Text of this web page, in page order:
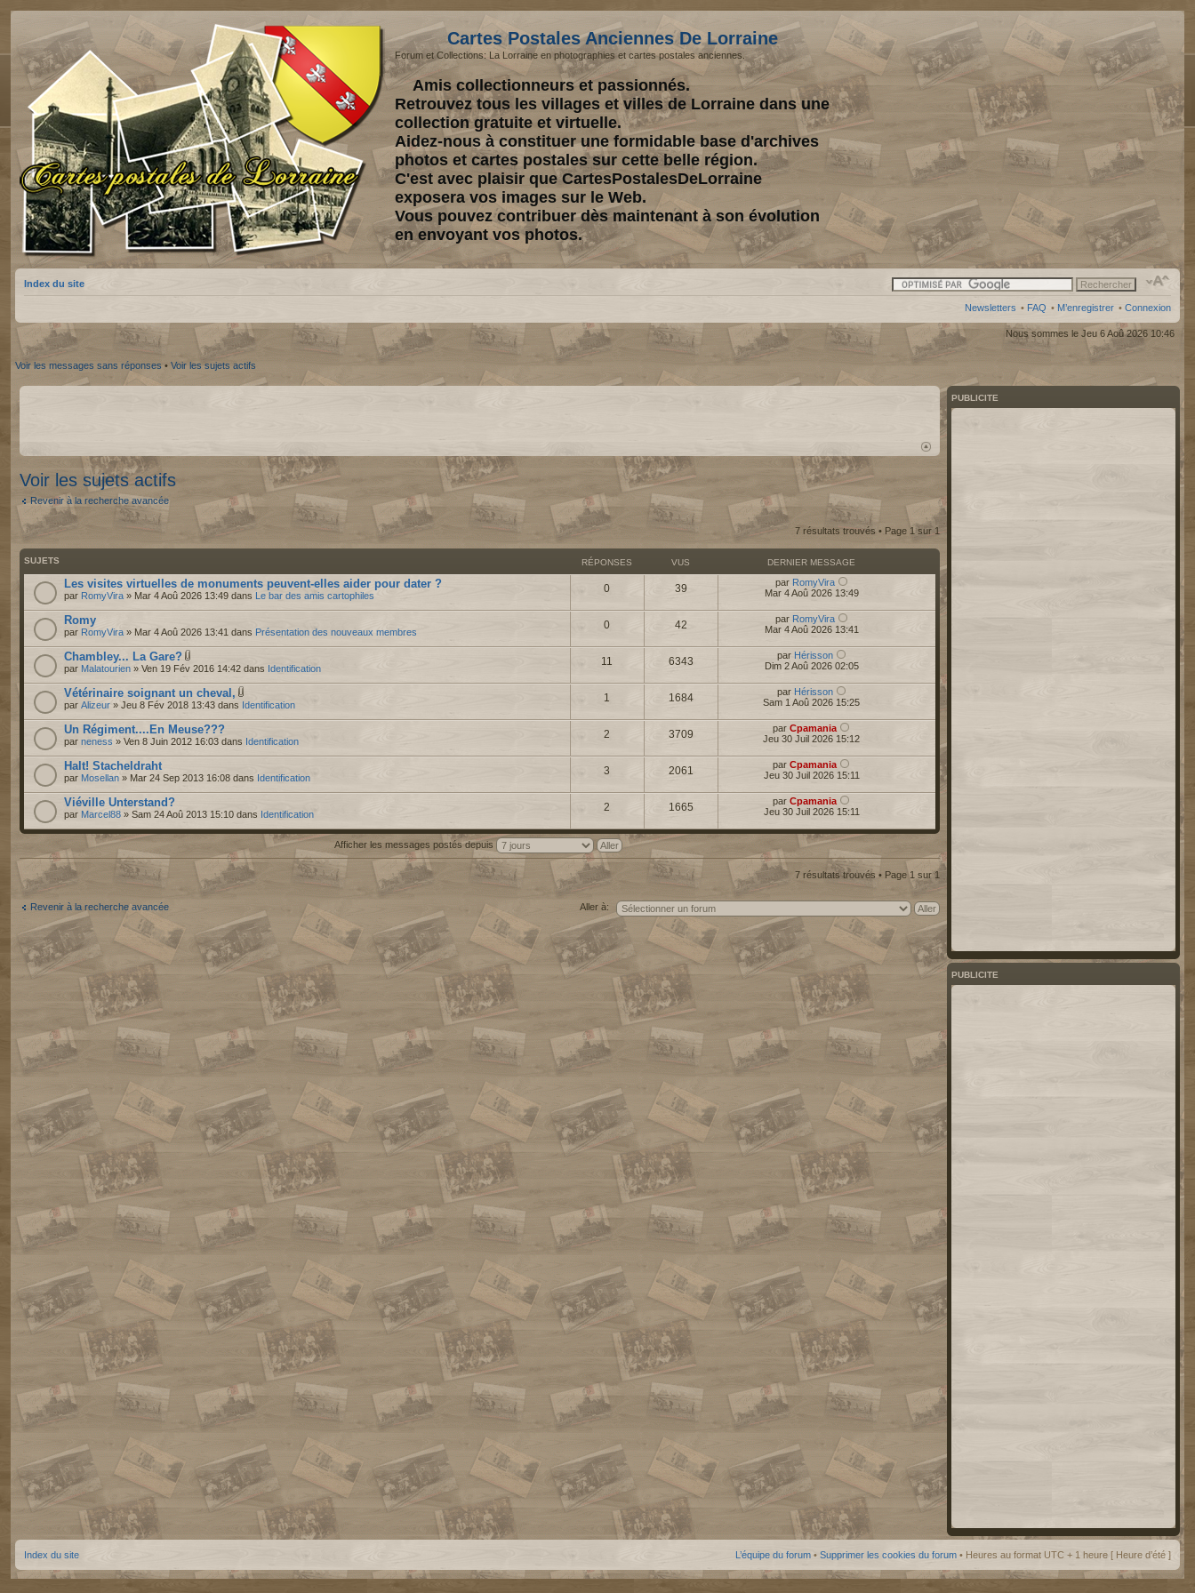
Cartes Postales Anciennes De Lorraine
Forum et Collections: La Lorraine en photographies et cartes postales anciennes.
Amis collectionneurs et passionnés.
Retrouvez tous les villages et villes de Lorraine dans une
collection gratuite et virtuelle.
Aidez-nous à constituer une formidable base d'archives
photos et cartes postales sur cette belle région.
C'est avec plaisir que CartesPostalesDeLorraine
exposera vos images sur le Web.
Vous pouvez contribuer dès maintenant à son évolution
en envoyant vos photos.
Index du site
Newsletters • FAQ • M’enregistrer • Connexion
Nous sommes le Jeu 6 Aoû 2026 10:46
Voir les messages sans réponses • Voir les sujets actifs
Voir les sujets actifs
Revenir à la recherche avancée
7 résultats trouvés • Page 1sur 1
SUJETS RÉPONSES VUS DERNIER MESSAGE
Les visites virtuelles de monuments peuvent-elles aider pour dater ?
par RomyVira » Mar 4 Aoû 2026 13:49 dans Le bar des amis cartophiles
0 39 par RomyVira
Mar 4 Aoû 2026 13:49
Romy
par RomyVira » Mar 4 Aoû 2026 13:41 dans Présentation des nouveaux membres
0 42 par RomyVira
Mar 4 Aoû 2026 13:41
Chambley... La Gare?
par Malatourien » Ven 19 Fév 2016 14:42 dans Identification
11 6343 par Hérisson
Dim 2 Aoû 2026 02:05
Vétérinaire soignant un cheval,
par Alizeur » Jeu 8 Fév 2018 13:43 dans Identification
1 1684 par Hérisson
Sam 1 Aoû 2026 15:25
Un Régiment....En Meuse???
par neness » Ven 8 Juin 2012 16:03 dans Identification
2 3709 parCpamania
Jeu 30 Juil 2026 15:12
Halt! Stacheldraht
par Mosellan » Mar 24 Sep 2013 16:08 dans Identification
3 2061 parCpamania
Jeu 30 Juil 2026 15:11
Viéville Unterstand?
par Marcel88 » Sam 24 Aoû 2013 15:10 dans Identification
2 1665 parCpamania
Jeu 30 Juil 2026 15:11
Afficher les messages postés depuis
7 résultats trouvés • Page1 sur1
Revenir à la recherche avancée Aller à:
PUBLICITE
PUBLICITE
Index du site L’équipe du forum • Supprimer les cookies du forum • Heures au format UTC + 1 heure [ Heure d’été ]